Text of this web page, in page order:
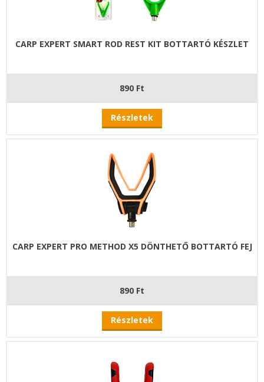
CARP EXPERT SMART ROD REST KIT BOTTARTÓ KÉSZLET
890 Ft
Részletek
CARP EXPERT PRO METHOD X5 DÖNTHETŐ BOTTARTÓ FEJ
890 Ft
Részletek